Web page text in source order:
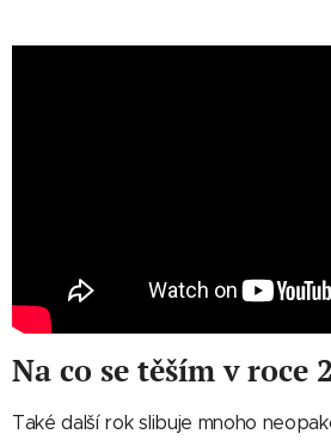
Na co se těším v roce
Také další rok slibuje mnoho